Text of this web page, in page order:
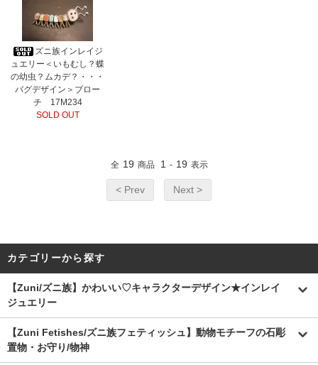
ズニ族インレイジ
ュエリー＜いもむし？蝶
の幼虫？ムカデ？・・・
バグデザイン＞ブロー
チ 17M234
SOLD OUT
全 19 商品 1 - 19 表示
< Prev Next >
カテゴリーから探す
【Zuni/ズニ族】かわいい♡キャラクターデザイン★インレイ
ジュエリー
【Zuni Fetishes/ズニ族フェティッシュ】動物モチーフの石彫
置物・お守り/物神